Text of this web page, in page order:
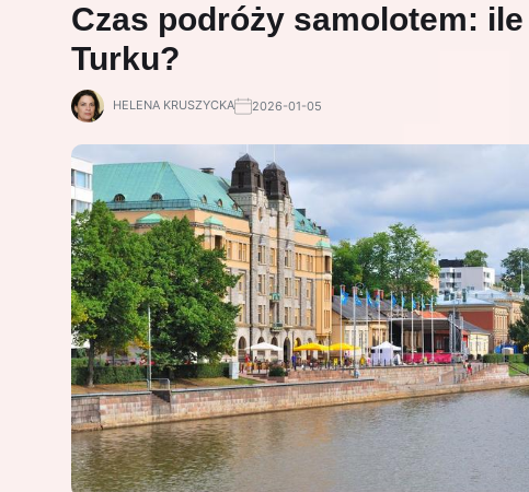
Czas podróży samolotem:
Turku?
HELENA KRUSZYCKA 2026-01-05